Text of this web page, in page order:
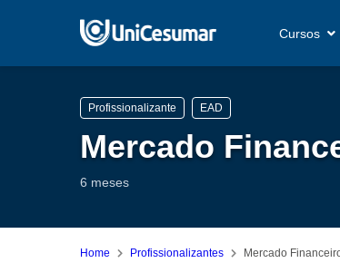
Cursos
Profissionalizante EAD
Mercado
6 meses
Home Profissionalizantes Mercado